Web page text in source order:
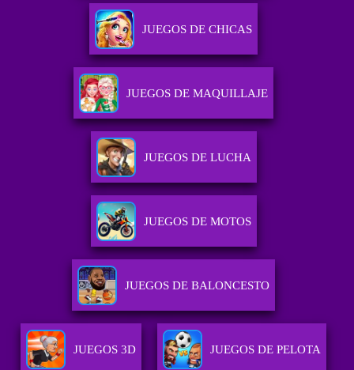
JUEGOS DE CHICAS
JUEGOS DE MAQUILLAJE
JUEGOS DE LUCHA
JUEGOS DE MOTOS
JUEGOS DE BALONCESTO
JUEGOS 3D JUEGOS DE PELOTA